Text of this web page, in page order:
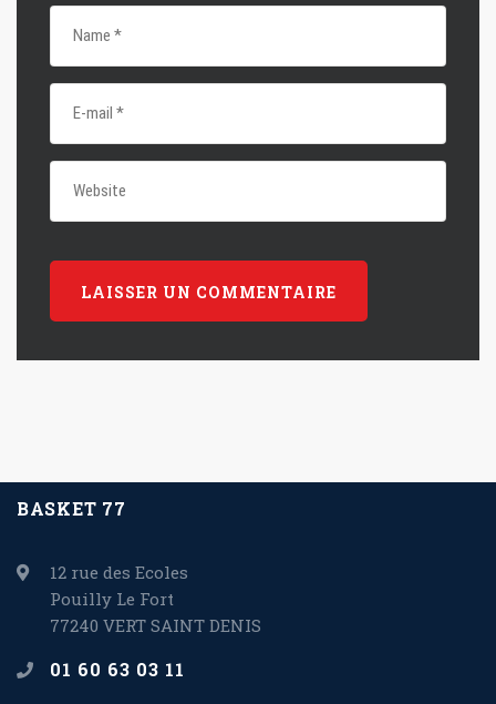
BASKET 77
12 rue des Ecoles
Pouilly Le Fort
77240 VERT SAINT DENIS
01 60 63 03 11